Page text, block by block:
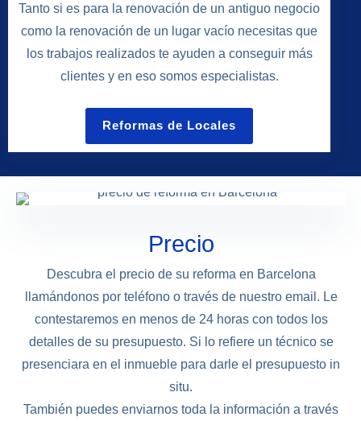
Tanto si es para la renovación de un antiguo negocio
como la renovación de un lugar vacío necesitas que
los trabajos realizados te ayuden a conseguir más
clientes y en eso somos especialistas.
Reformas de Locales
Precio
Descubra el precio de su reforma en Barcelona
llamándonos por teléfono o través de nuestro email. Le
contestaremos en menos de 24 horas con todos los
detalles de su presupuesto. Si lo refiere un técnico se
presenciara en el inmueble para darle el presupuesto in
situ.
También puedes enviarnos toda la información a través